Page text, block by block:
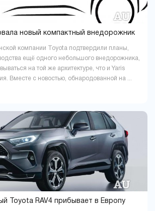
новый компактный внедорожник
компании Toyota подтвердили планы,
ещё одного небольшого внедорожника,
на той же архитектуре, что и Yaris
Вместе с новостью, обнародованной на ...
Toyota RAV4 прибывает в Европу